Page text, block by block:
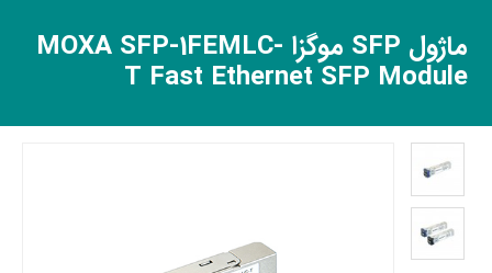
ایوردآریا
تنها
نماینده
رسمی
ماژول SFP موگزا MOXA SFP-1FEMLC-
T Fast Ethernet SFP Module